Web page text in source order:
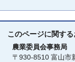
このページに関する
農業委員会事務局
〒930-8510 富山市